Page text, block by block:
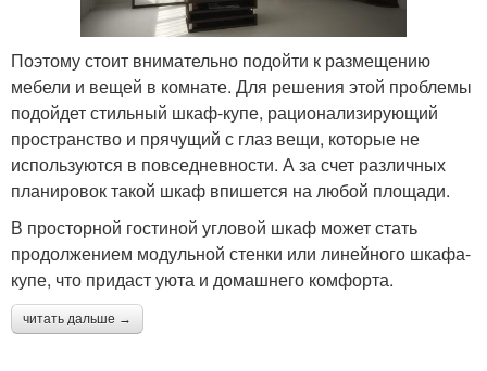
Поэтому стоит внимательно подойти к размещению
мебели и вещей в комнате. Для решения этой проблемы
подойдет стильный шкаф-купе, рационализирующий
пространство и прячущий с глаз вещи, которые не
используются в повседневности. А за счет различных
планировок такой шкаф впишется на любой площади.
В просторной гостиной угловой шкаф может стать
продолжением модульной стенки или линейного шкафа-
купе, что придаст уюта и домашнего комфорта.
читать дальше →